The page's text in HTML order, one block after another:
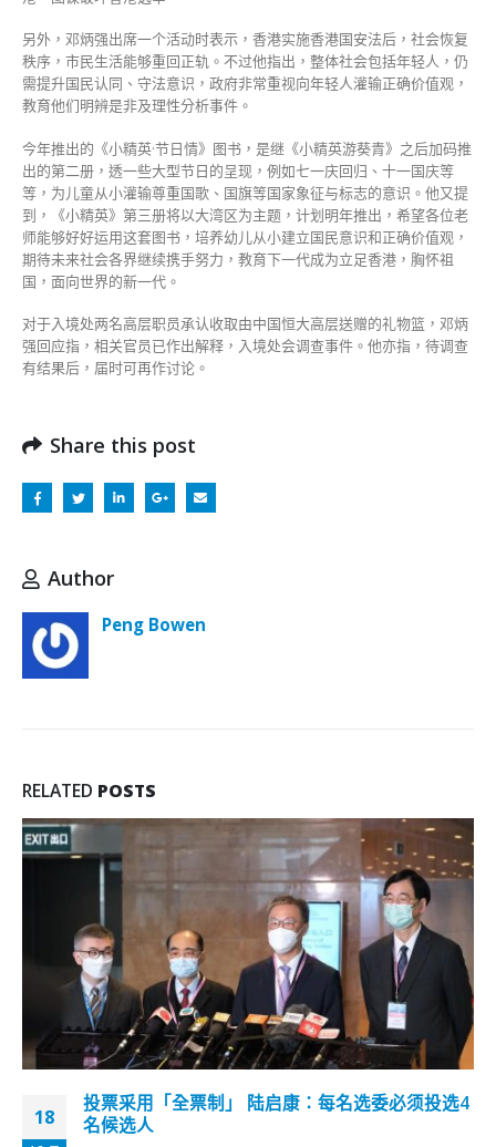
另外，邓炳强出席一个活动时表示，香港实施香港国安法后，社会恢复
秩序，市民生活能够重回正轨。不过他指出，整体社会包括年轻人，仍
需提升国民认同、守法意识，政府非常重视向年轻人灌输正确价值观，
教育他们明辨是非及理性分析事件。
今年推出的《小精英·节日情》图书，是继《小精英游葵青》之后加码推
出的第二册，透一些大型节日的呈现，例如七一庆回归、十一国庆等
等，为儿童从小灌输尊重国歌、国旗等国家象征与标志的意识。他又提
到，《小精英》第三册将以大湾区为主题，计划明年推出，希望各位老
师能够好好运用这套图书，培养幼儿从小建立国民意识和正确价值观，
期待未来社会各界继续携手努力，教育下一代成为立足香港，胸怀祖
国，面向世界的新一代。
对于入境处两名高层职员承认收取由中国恒大高层送赠的礼物篮，邓炳
强回应指，相关官员已作出解释，入境处会调查事件。他亦指，待调查
有结果后，届时可再作讨论。
Share this post
Author
Peng Bowen
RELATED POSTS
23
梁振英：培养大学生成为爱国爱港中国人是教育重
要议题